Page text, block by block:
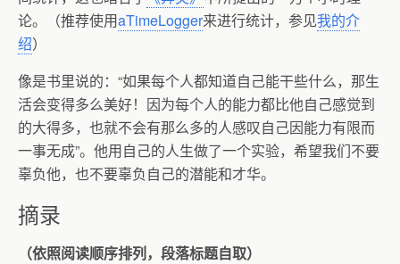
论。（推荐使用aTimeLogger来进行统计，参见我的介
绍）
像是书里说的：“如果每个人都知道自己能干些什么，那生
活会变得多么美好！因为每个人的能力都比他自己感觉到
的大得多，也就不会有那么多的人感叹自己因能力有限而
一事无成”。他用自己的人生做了一个实验，希望我们不要
辜负他，也不要辜负自己的潜能和才华。
摘录
（依照阅读顺序排列，段落标题自取）